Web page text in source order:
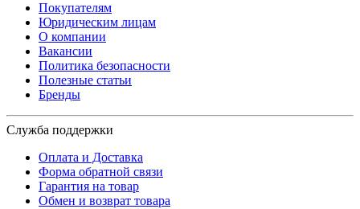
Покупателям
Юридическим лицам
О компании
Вакансии
Политика безопасности
Полезные статьи
Бренды
Служба поддержки
Оплата и Доставка
Форма обратной связи
Гарантия на товар
Обмен и возврат товара